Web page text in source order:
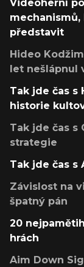
Videoherní
představit
Hideo
let nešlápnul
Tak jde čas s
historie
Tak jde čas s
strategie
Tak jde čas s
Závislost na
špatný pán
20
hrách
Aim Down